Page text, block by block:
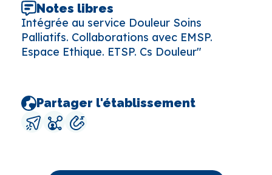
Notes libres
Intégrée au service Douleur Soins
Palliatifs. Collaborations avec EMSP.
Espace Ethique. ETSP. Cs Douleur"
Partager l'établissement